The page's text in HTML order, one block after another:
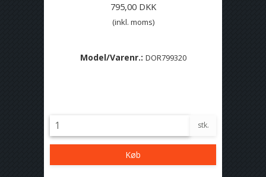
795,00 DKK
(inkl. moms)
Model/Varenr.: DOR799320
stk.
Køb